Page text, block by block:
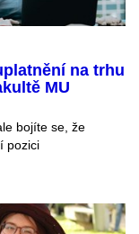
na trhu
MU
bojíte se, že
pozici